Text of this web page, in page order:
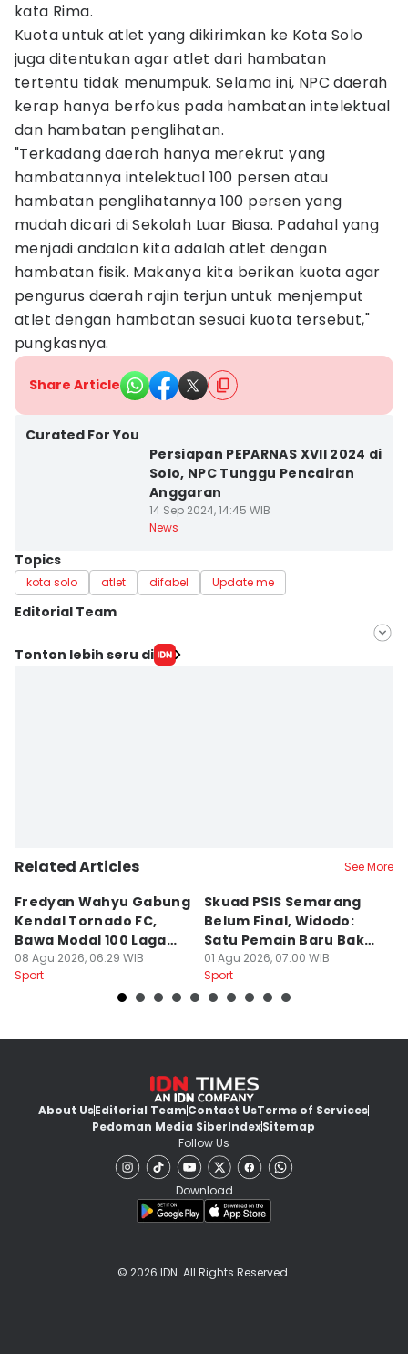
kata Rima.
Kuota untuk atlet yang dikirimkan ke Kota Solo
juga ditentukan agar atlet dari hambatan
tertentu tidak menumpuk. Selama ini, NPC daerah
kerap hanya berfokus pada hambatan intelektual
dan hambatan penglihatan.
"Terkadang daerah hanya merekrut yang
hambatannya intelektual 100 persen atau
hambatan penglihatannya 100 persen yang
mudah dicari di Sekolah Luar Biasa. Padahal yang
menjadi andalan kita adalah atlet dengan
hambatan fisik. Makanya kita berikan kuota agar
pengurus daerah rajin terjun untuk menjemput
atlet dengan hambatan sesuai kuota tersebut,"
pungkasnya.
Share Article
Curated For You
Persiapan PEPARNAS XVII 2024 di
Solo, NPC Tunggu Pencairan
Anggaran
14 Sep 2024, 14:45 WIB
News
Topics
kota solo atlet difabel Update me
Editorial Team
Editor
Tonton lebih seru di
Related Articles See More
Fredyan Wahyu Gabung
Kendal Tornado FC,
Bawa Modal 100 Laga
Liga 1
08 Agu 2026, 06:29 WIB
Sport
Skuad PSIS Semarang
Belum Final, Widodo:
Satu Pemain Baru Bakal
Gabung
01 Agu 2026, 07:00 WIB
Sport
About UsEditorial TeamContact UsTerms of Services
Pedoman Media SiberIndexSitemap
Follow Us
Download
© 2026 IDN. All Rights Reserved.